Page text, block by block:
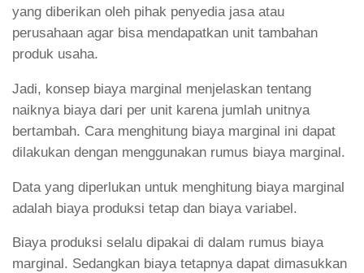
yang diberikan oleh pihak penyedia jasa atau
perusahaan agar bisa mendapatkan unit tambahan
produk usaha.
Jadi, konsep biaya marginal menjelaskan tentang
naiknya biaya dari per unit karena jumlah unitnya
bertambah. Cara menghitung biaya marginal ini dapat
dilakukan dengan menggunakan rumus biaya marginal.
Data yang diperlukan untuk menghitung biaya marginal
adalah biaya produksi tetap dan biaya variabel.
Biaya produksi selalu dipakai di dalam rumus biaya
marginal. Sedangkan biaya tetapnya dapat dimasukkan